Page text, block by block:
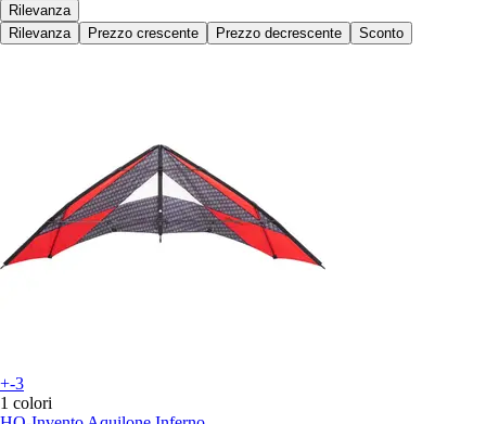
Rilevanza
Rilevanza
Prezzo crescente Prezzo decrescente Sconto
+-3
1 colori